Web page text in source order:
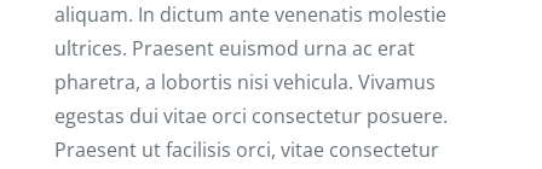
aliquam. In dictum ante venenatis molestie
ultrices. Praesent euismod urna ac erat
pharetra, a lobortis nisi vehicula. Vivamus
egestas dui vitae orci consectetur posuere.
Praesent ut facilisis orci, vitae consectetur